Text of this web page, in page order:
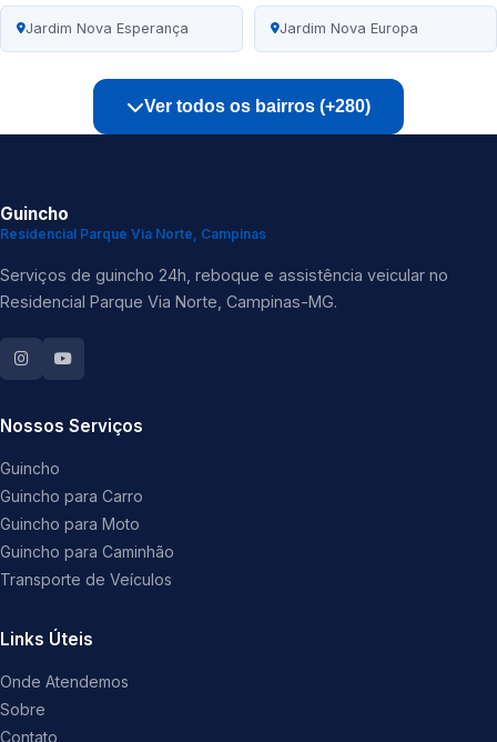
Jardim Nova Esperança Jardim Nova Europa
Ver todos os bairros (+280)
Guincho
Residencial Parque Via Norte, Campinas
Serviços de guincho 24h, reboque e assistência veicular no
Residencial Parque Via Norte, Campinas-MG.
Nossos Serviços
Guincho
Guincho para Carro
Guincho para Moto
Guincho para Caminhão
Transporte de Veículos
Links Úteis
Onde Atendemos
Sobre
Contato